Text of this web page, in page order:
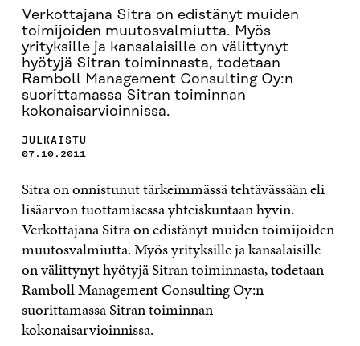
Verkottajana Sitra on edistänyt muiden
toimijoiden muutosvalmiutta. Myös
yrityksille ja kansalaisille on välittynyt
hyötyjä Sitran toiminnasta, todetaan
Ramboll Management Consulting Oy:n
suorittamassa Sitran toiminnan
kokonaisarvioinnissa.
JULKAISTU
07.10.2011
Sitra on onnistunut tärkeimmässä tehtävässään eli
lisäarvon tuottamisessa yhteiskuntaan hyvin.
Verkottajana Sitra on edistänyt muiden toimijoiden
muutosvalmiutta. Myös yrityksille ja kansalaisille
on välittynyt hyötyjä Sitran toiminnasta, todetaan
Ramboll Management Consulting Oy:n
suorittamassa Sitran toiminnan
kokonaisarvioinnissa.